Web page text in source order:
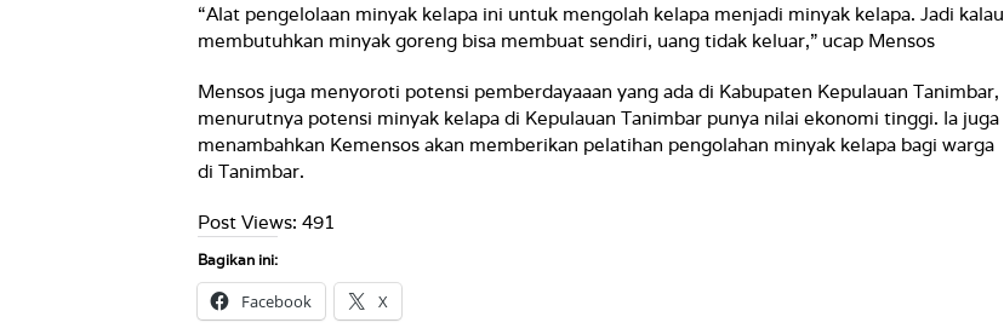
“Alat pengelolaan minyak kelapa ini untuk mengolah kelapa menjadi minyak kelapa. Jadi kalau
membutuhkan minyak goreng bisa membuat sendiri, uang tidak keluar,” ucap Mensos
Mensos juga menyoroti potensi pemberdayaaan yang ada di Kabupaten Kepulauan Tanimbar,
menurutnya potensi minyak kelapa di Kepulauan Tanimbar punya nilai ekonomi tinggi. Ia juga
menambahkan Kemensos akan memberikan pelatihan pengolahan minyak kelapa bagi warga
di Tanimbar.
Post Views: 491
Bagikan ini:
Facebook X